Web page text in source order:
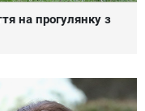
на прогулянку з